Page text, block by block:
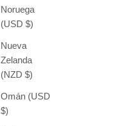
Noruega
(USD $)
Nueva
Zelanda
(NZD $)
Omán (USD
$)